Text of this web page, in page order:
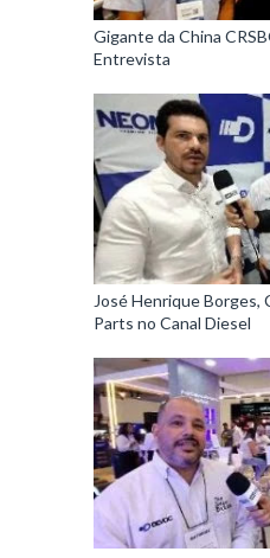
Gigante da China
Entrevista
José Henrique Borges,
Parts no Canal Diesel